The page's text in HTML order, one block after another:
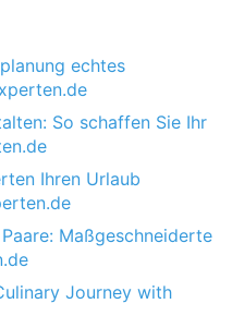
echtes
So schaffen Sie Ihr
Ihren Urlaub
Maßgeschneiderte
Journey with